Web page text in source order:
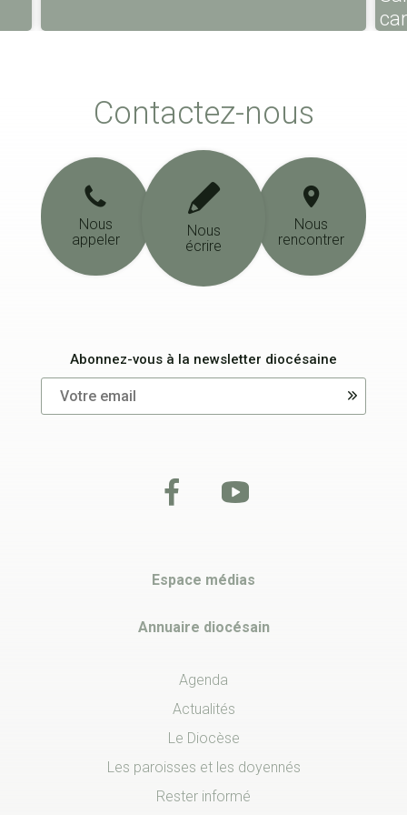
Contactez-nous
Nous
appeler
Nous
écrire
Nous
rencontrer
Abonnez-vous à la newsletter diocésaine
Espace médias
Annuaire diocésain
Agenda
Actualités
Le Diocèse
Les paroisses et les doyennés
Rester informé